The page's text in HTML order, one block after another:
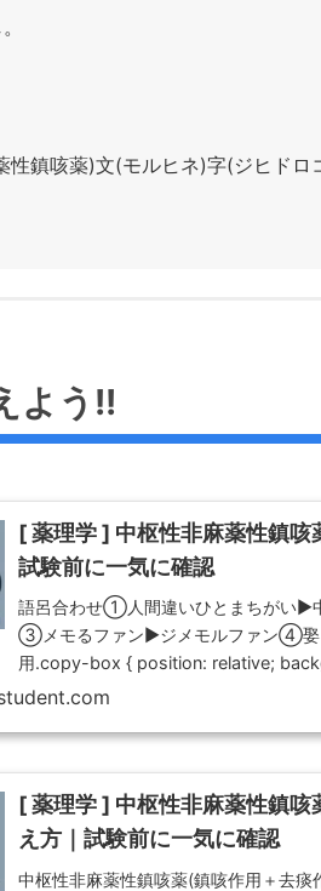
性鎮咳薬)文(モルヒネ)字(ジヒド
よう!!
[ 薬理学 ] 中枢性非麻薬性鎮咳
試験前に一気に確認
語呂合わせ①人間違いひとまちがい▶
③メモるファン▶ジメモルファン④娶
用.copy-box { position: relative;
[ 薬理学 ] 中枢性非麻薬性鎮
え方｜試験前に一気に確認
中枢性非麻薬性鎮咳薬(鎮咳作用＋去